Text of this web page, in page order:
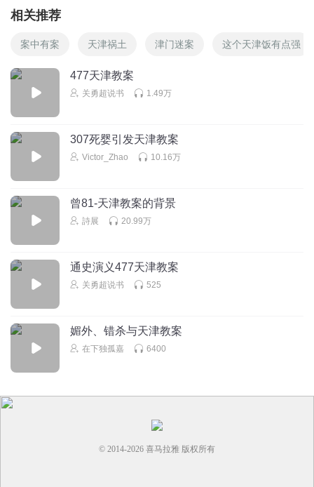
相关推荐
案中有案 天津祸土 津门迷案 这个天津饭有点强
477天津教案
关勇超说书 1.49万
307死婴引发天津教案
Victor_Zhao 10.16万
曾81-天津教案的背景
詩展 20.99万
通史演义477天津教案
关勇超说书 525
媚外、错杀与天津教案
在下独孤嘉 6400
© 2014-2026 喜马拉雅 版权所有